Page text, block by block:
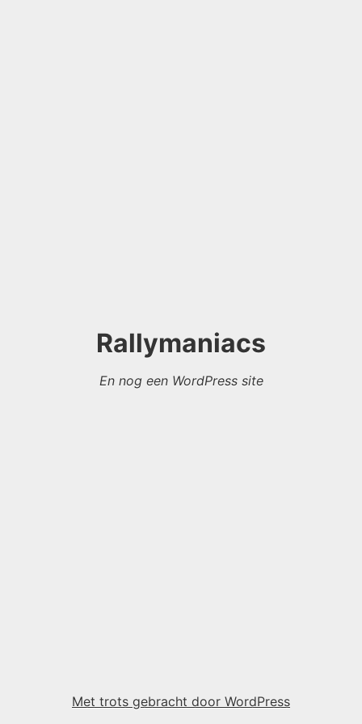
Rallymaniacs
En nog een WordPress site
Met trots gebracht door WordPress